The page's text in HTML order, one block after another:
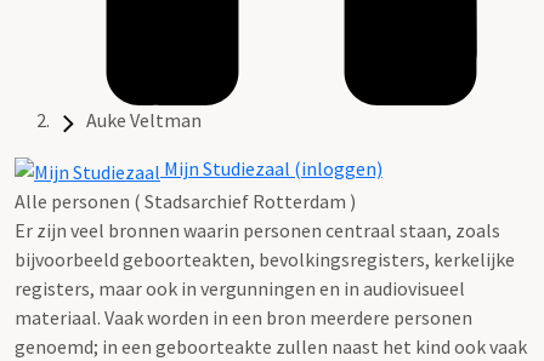
Auke Veltman
Mijn Studiezaal (inloggen)
Alle personen ( Stadsarchief Rotterdam )
Er zijn veel bronnen waarin personen centraal staan, zoals
bijvoorbeeld geboorteakten, bevolkingsregisters, kerkelijke
registers, maar ook in vergunningen en in audiovisueel
materiaal. Vaak worden in een bron meerdere personen
genoemd; in een geboorteakte zullen naast het kind ook vaak